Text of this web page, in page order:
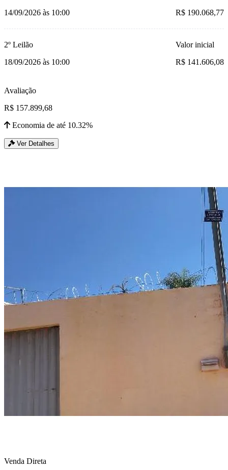
14/09/2026 às 10:00
R$ 190.068,77
2º Leilão
18/09/2026 às 10:00
Valor inicial
R$ 141.606,08
Avaliação
R$ 157.899,68
Economia de até 10.32%
Ver Detalhes
Venda Direta